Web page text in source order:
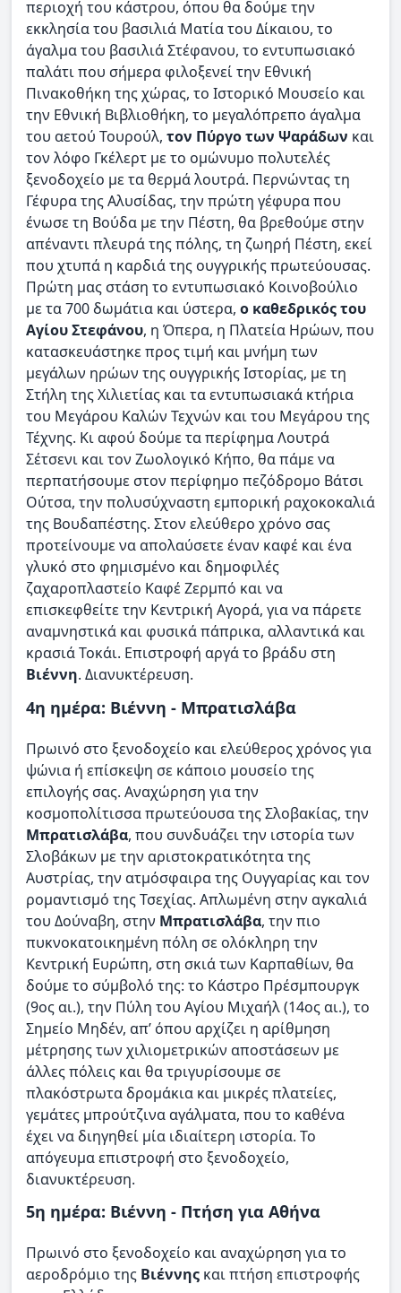
περιοχή του κάστρου, όπου θα δούμε την
εκκλησία του βασιλιά Ματία του Δίκαιου, το
άγαλμα του βασιλιά Στέφανου, το εντυπωσιακό
παλάτι που σήμερα φιλοξενεί την Εθνική
Πινακοθήκη της χώρας, το Ιστορικό Μουσείο και
την Εθνική Βιβλιοθήκη, το μεγαλόπρεπο άγαλμα
του αετού Τουρούλ, τον Πύργο των Ψαράδων και
τον λόφο Γκέλερτ με το ομώνυμο πολυτελές
ξενοδοχείο με τα θερμά λουτρά. Περνώντας τη
Γέφυρα της Αλυσίδας, την πρώτη γέφυρα που
ένωσε τη Βούδα με την Πέστη, θα βρεθούμε στην
απέναντι πλευρά της πόλης, τη ζωηρή Πέστη, εκεί
που χτυπά η καρδιά της ουγγρικής πρωτεύουσας.
Πρώτη μας στάση το εντυπωσιακό Κοινοβούλιο
με τα 700 δωμάτια και ύστερα, ο καθεδρικός του
Αγίου Στεφάνου, η Όπερα, η Πλατεία Ηρώων, που
κατασκευάστηκε προς τιμή και μνήμη των
μεγάλων ηρώων της ουγγρικής Ιστορίας, με τη
Στήλη της Χιλιετίας και τα εντυπωσιακά κτήρια
του Μεγάρου Καλών Τεχνών και του Μεγάρου της
Τέχνης. Κι αφού δούμε τα περίφημα Λουτρά
Σέτσενι και τον Ζωολογικό Κήπο, θα πάμε να
περπατήσουμε στον περίφημο πεζόδρομο Βάτσι
Ούτσα, την πολυσύχναστη εμπορική ραχοκοκαλιά
της Βουδαπέστης. Στον ελεύθερο χρόνο σας
προτείνουμε να απολαύσετε έναν καφέ και ένα
γλυκό στο φημισμένο και δημοφιλές
ζαχαροπλαστείο Καφέ Ζερμπό και να
επισκεφθείτε την Κεντρική Αγορά, για να πάρετε
αναμνηστικά και φυσικά πάπρικα, αλλαντικά και
κρασιά Τοκάι. Επιστροφή αργά το βράδυ στη
Βιέννη. Διανυκτέρευση.
4η ημέρα: Βιέννη - Μπρατισλάβα
Πρωινό στο ξενοδοχείο και ελεύθερος χρόνος για
ψώνια ή επίσκεψη σε κάποιο μουσείο της
επιλογής σας. Αναχώρηση για την
κοσμοπολίτισσα πρωτεύουσα της Σλοβακίας, την
Μπρατισλάβα, που συνδυάζει την ιστορία των
Σλοβάκων με την αριστοκρατικότητα της
Αυστρίας, την ατμόσφαιρα της Ουγγαρίας και τον
ρομαντισμό της Τσεχίας. Απλωμένη στην αγκαλιά
του Δούναβη, στην Μπρατισλάβα, την πιο
πυκνοκατοικημένη πόλη σε ολόκληρη την
Κεντρική Ευρώπη, στη σκιά των Καρπαθίων, θα
δούμε το σύμβολό της: το Κάστρο Πρέσμπουργκ
(9ος αι.), την Πύλη του Αγίου Μιχαήλ (14ος αι.), το
Σημείο Μηδέν, απ’ όπου αρχίζει η αρίθμηση
μέτρησης των χιλιομετρικών αποστάσεων με
άλλες πόλεις και θα τριγυρίσουμε σε
πλακόστρωτα δρομάκια και μικρές πλατείες,
γεμάτες μπρούτζινα αγάλματα, που το καθένα
έχει να διηγηθεί μία ιδιαίτερη ιστορία. Το
απόγευμα επιστροφή στο ξενοδοχείο,
διανυκτέρευση.
5η ημέρα: Βιέννη - Πτήση για Αθήνα
Πρωινό στο ξενοδοχείο και αναχώρηση για το
αεροδρόμιο της Βιέννης και πτήση επιστροφής